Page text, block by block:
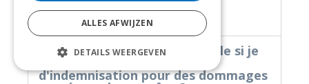
Combien de photos dois-je
prendre ?
Ma prime augmentera-t-elle si je
dépose des demandes
d'indemnisation pour des dommages
ALLES AFWIJZEN
DETAILS WEERGEVEN
STRIKT NOODZAKELIJK